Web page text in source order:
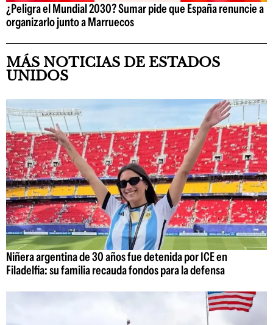
¿Peligra el Mundial 2030? Sumar pide que España renuncie a
organizarlo junto a Marruecos
MÁS NOTICIAS DE ESTADOS
UNIDOS
Niñera argentina de 30 años fue detenida por ICE en
Filadelfia: su familia recauda fondos para la defensa